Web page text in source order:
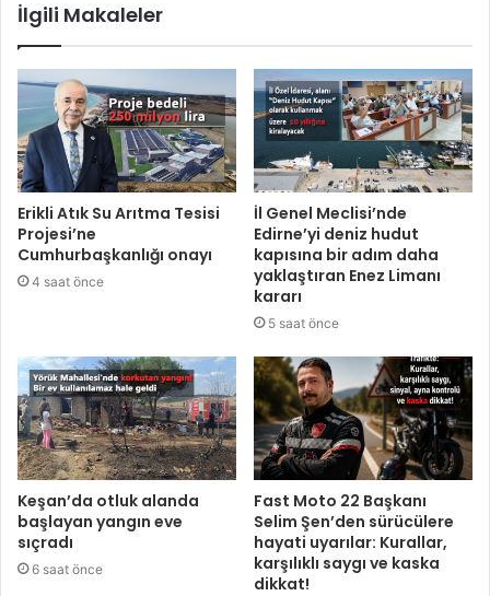
İlgili Makaleler
Erikli Atık Su Arıtma Tesisi
Projesi’ne
Cumhurbaşkanlığı onayı
4 saat önce
İl Genel Meclisi’nde
Edirne’yi deniz hudut
kapısına bir adım daha
yaklaştıran Enez Limanı
kararı
5 saat önce
Keşan’da otluk alanda
başlayan yangın eve
sıçradı
6 saat önce
Fast Moto 22 Başkanı
Selim Şen’den sürücülere
hayati uyarılar: Kurallar,
karşılıklı saygı ve kaska
dikkat!